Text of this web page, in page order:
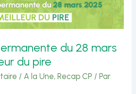
du 28 mars
du pire
/ A la Une,Recap CP / Par